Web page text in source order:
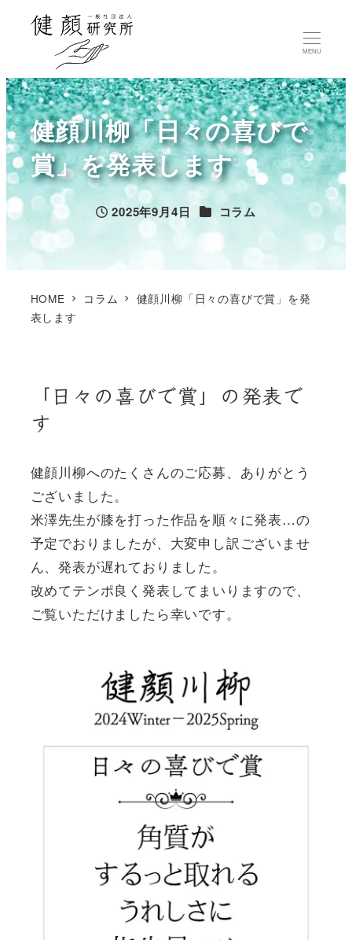
MENU
健顔川柳「日々の喜びで
賞」を発表します
投稿日
2025年9月4日 カテゴリー
コラム
HOME コラム
健顔川柳「日々の喜びで賞」を発
表します
「日々の喜びで賞」の発表で
す
健顔川柳へのたくさんのご応募、ありがとう
ございました。
米澤先生が膝を打った作品を順々に発表…の
予定でおりましたが、大変申し訳ございませ
ん、発表が遅れておりました。
改めてテンポ良く発表してまいりますので、
ご覧いただけましたら幸いです。